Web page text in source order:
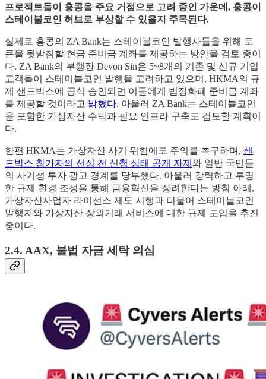
프로젝트들이 홍콩을 주요 거점으로 고려 중인 가운데, 홍콩이
스테이블코인 허브로 부상할 수 있을지 주목된다.
실제로 홍콩의 ZA Bank는 스테이블코인 발행사들을 위해 토
큰을 뒷받침할 현금 준비금 계좌를 제공하는 방안을 검토 중이
다. ZA Bank의 부행장 Devon Sin은 5~8개의 기존 및 신규 기업
고객들이 스테이블코인 발행을 고려하고 있으며, HKMA의 규
제 샌드박스에 공식 승인되면 이들에게 법정화폐 준비금 계좌
를 제공할 것이라고 밝혔다. 아울러 ZA Bank는 스테이블코인
을 포함한 가상자산 수탁과 필요 인프라 구축도 검토할 계획이
다.
한편 HKMA는 가상자산 사기 위험에도 주의를 촉구하며, 샌
드박스 참가자의 선정 전 신청 상태 공개 자제 와 일반 국민들
의 사기성 투자 광고 경계를 당부했다. 아울러 강력하고 투명
한 규제 환경 조성을 통해 금융혁신을 장려한다는 방침 아래,
가상자산사업자 라이선스 제도 시행과 더불어 스테이블코인
발행자와 가상자산 장외거래 서비스에 대한 규제 도입을 추진
중이다.
2.4. AAX, 불법 자금 세탁 의심